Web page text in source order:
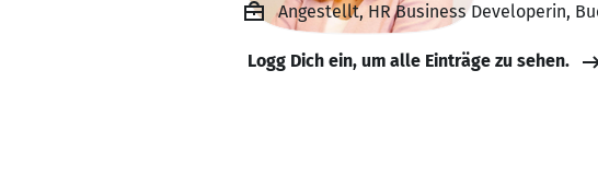
Angestellt, HR Business Developerin,
Logg Dich ein, um alle Einträge zu sehen.